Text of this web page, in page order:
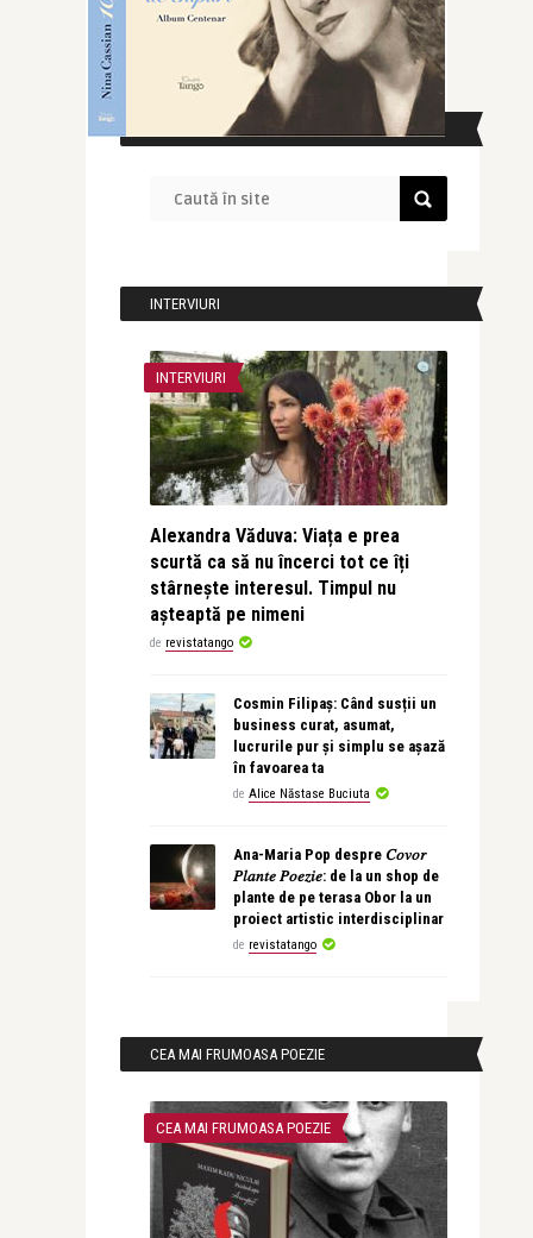
CAUTĂ ÎN SITE
INTERVIURI
INTERVIURI
Alexandra Văduva: Viața e prea
scurtă ca să nu încerci tot ce îți
stârnește interesul. Timpul nu
așteaptă pe nimeni
de revistatango
Cosmin Filipaș: Când susții un
business curat, asumat,
lucrurile pur și simplu se așază
în favoarea ta
de Alice Năstase Buciuta
Ana-Maria Pop despre 𝐶𝑜𝑣𝑜𝑟
𝑃𝑙𝑎𝑛𝑡𝑒 𝑃𝑜𝑒𝑧𝑖𝑒: de la un shop de
plante de pe terasa Obor la un
proiect artistic interdisciplinar
de revistatango
CEA MAI FRUMOASA POEZIE
CEA MAI FRUMOASA POEZIE